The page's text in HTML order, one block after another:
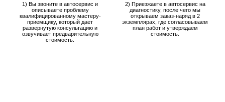
1) Вы звоните в автосервис и
описываете проблему
квалифицированному мастеру-
приемщику, который дает
развернутую консультацию и
озвучивает предварительную
стоимость.
2) Приезжаете в автосервис на
диагностику, после чего мы
открываем заказ-наряд в 2
экземплярах, где согласовываем
план работ и утверждаем
стоимость.